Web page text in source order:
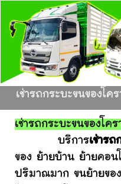
เช่ารถกระบะขนของโคร
เช่ารถกระบะขนของโคร
บริการเช่ารถ
ของ ย้ายบ้าน ย้ายคอ
ปริมาณมาก ขนย้ายขอ